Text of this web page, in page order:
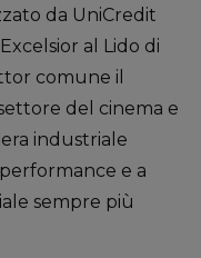
da UniCredit
al Lido di
comune il
del cinema e
industriale
e a
sempre più